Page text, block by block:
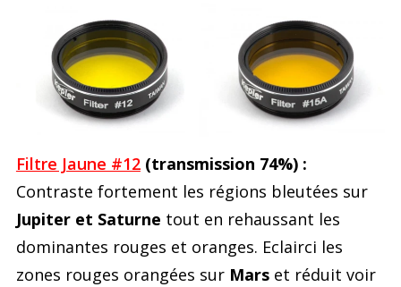
Filtre Jaune #12(transmission 74%) :
Contraste fortement les régions bleutées sur
Jupiter et Saturne tout en rehaussant les
dominantes rouges et oranges. Eclairci les
zones rouges orangées sur Marset réduit voir